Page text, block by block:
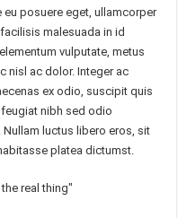
eu posuere eget, ullamcorper
malesuada in id
vulputate, metus
nisl ac dolor. Integer ac
ex odio, suscipit quis
feugiat nibh sed odio
luctus libero eros, sit
platea dictumst.
real thing